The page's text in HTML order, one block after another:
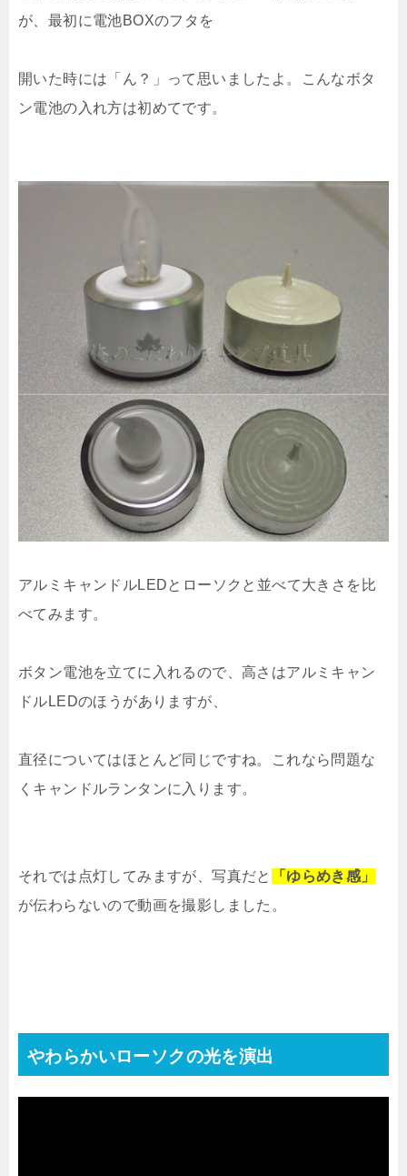
が、最初に電池BOXのフタを
開いた時には「ん？」って思いましたよ。こんなボタ
ン電池の入れ方は初めてです。
アルミキャンドルLEDとローソクと並べて大きさを比
べてみます。
ボタン電池を立てに入れるので、高さはアルミキャン
ドルLEDのほうがありますが、
直径についてはほとんど同じですね。これなら問題な
くキャンドルランタンに入ります。
それでは点灯してみますが、写真だと
「ゆらめき感」
が伝わらないので動画を撮影しました。
やわらかいローソクの光を演出